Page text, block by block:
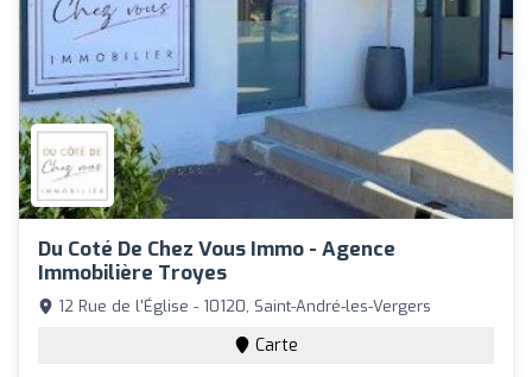
Du Coté De Chez Vous Immo - Agence
Immobilière Troyes
12 Rue de l'Église - 10120, Saint-André-les-Vergers
Carte